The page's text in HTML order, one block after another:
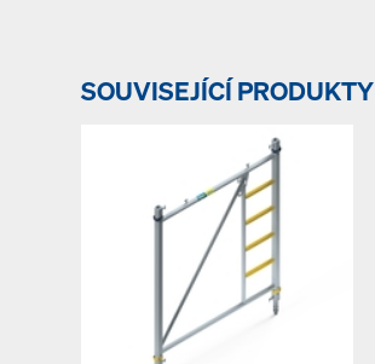
SOUVISEJÍCÍ PRODUKTY